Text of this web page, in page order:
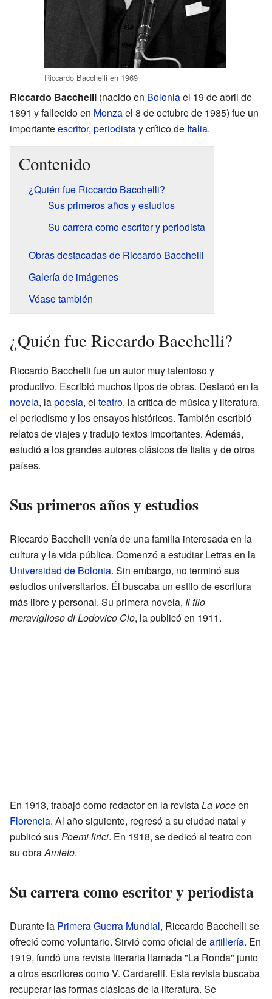
Riccardo Bacchelli en 1969
Riccardo Bacchelli (nacido en Boloniael 19 de abril de
1891 y fallecido en Monzael 8 de octubre de 1985) fue un
importanteescritor, periodistay crítico de Italia.
Contenido
¿Quién fue Riccardo Bacchelli?
Sus primeros años y estudios
Su carrera como escritor y periodista
Obras destacadas de Riccardo Bacchelli
Galería de imágenes
Véase también
¿Quién fue Riccardo Bacchelli?
Riccardo Bacchelli fue un autor muy talentoso y
productivo. Escribió muchos tipos de obras. Destacó en la
novela, lapoesía, el teatro, la crítica de música y literatura,
el periodismo y los ensayos históricos. También escribió
relatos de viajes y tradujo textos importantes. Además,
estudió a los grandes autores clásicos de Italia y de otros
países.
Sus primeros años y estudios
Riccardo Bacchelli venía de una familia interesada en la
cultura y la vida pública. Comenzó a estudiar Letras en la
Universidad de Bolonia. Sin embargo, no terminó sus
estudios universitarios. Él buscaba un estilo de escritura
más libre y personal. Su primera novela, Il filo
meraviglioso di Lodovico Clo, la publicó en 1911.
En 1913, trabajó como redactor en la revistaLa voceen
Florencia. Al año siguiente, regresó a su ciudad natal y
publicó susPoemi lirici. En 1918, se dedicó al teatro con
su obraAmleto.
Su carrera como escritor y periodista
Durante la Primera Guerra Mundial, Riccardo Bacchelli se
ofreció como voluntario. Sirvió como oficial deartillería. En
1919, fundó una revista literaria llamada "La Ronda" junto
a otros escritores como V. Cardarelli. Esta revista buscaba
recuperar las formas clásicas de la literatura. Se